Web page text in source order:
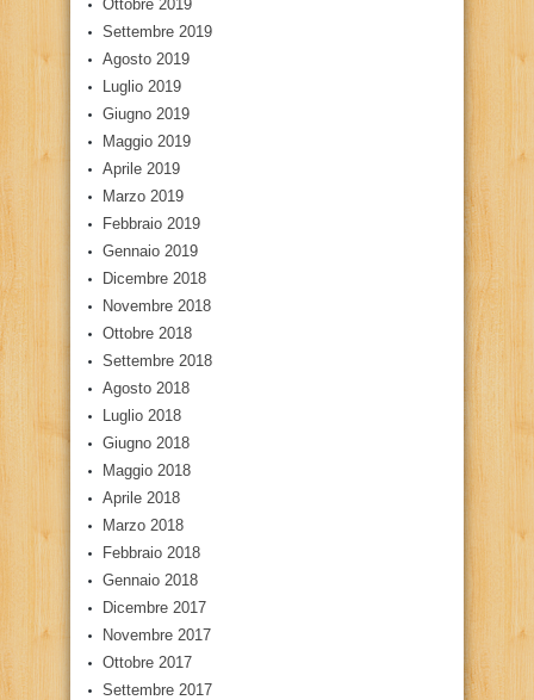
Ottobre 2019
Settembre 2019
Agosto 2019
Luglio 2019
Giugno 2019
Maggio 2019
Aprile 2019
Marzo 2019
Febbraio 2019
Gennaio 2019
Dicembre 2018
Novembre 2018
Ottobre 2018
Settembre 2018
Agosto 2018
Luglio 2018
Giugno 2018
Maggio 2018
Aprile 2018
Marzo 2018
Febbraio 2018
Gennaio 2018
Dicembre 2017
Novembre 2017
Ottobre 2017
Settembre 2017